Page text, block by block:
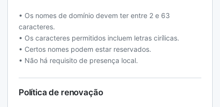
• Os nomes de domínio devem ter entre 2 e 63
caracteres.
• Os caracteres permitidos incluem letras cirílicas.
• Certos nomes podem estar reservados.
• Não há requisito de presença local.
Política de renovação